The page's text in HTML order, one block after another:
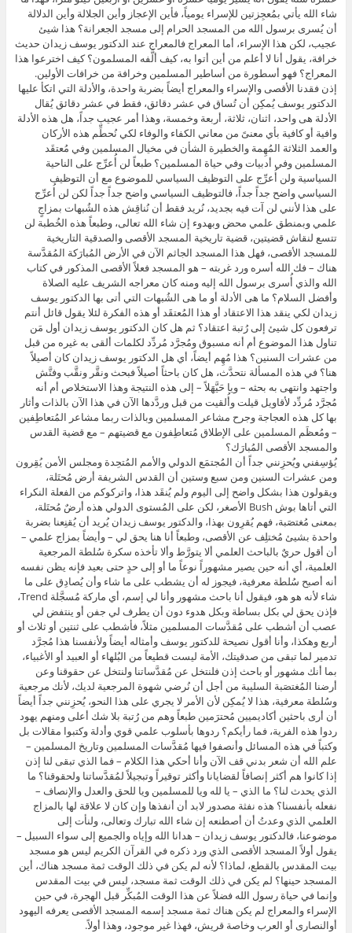
شاء الله يأتي بمُعجِزتين للإسراء يومياً، فأين الإعجاز وأين الجلالة وأين الدلالة
أن يُسرى برسول الله من المسجد الحرام إلى مسجد الجعرانة؟ هذا شيئ
عجيب، لكن هذا الإسراء، أما المعراج فالمعراج عند الدكتور يوسف زيدان حديث
خرافة، يقول أنا لا أعلم من أين أتوا به، كيف ألَّفه المسلمون؟ كيف اخترعوا هذا
المعراج؟ فهو أسطورة من أساطير المسلمين وخرافة من خرافات الأولين.
إذن فقدنا الأقصى والإسراء والمعراج أيضاً بضربة واحدة، والأدلة التي اتكأ عليها
الدكتور يوسف يُمكِن أن تُساق في عشر دقائق، فقط في عشر دقائق يُقال
الأدلة هى واحد، اثنان، ثلاثة، أربعة وخمسة، وهذا أمر عجيب جداً، هل هذه الأدلة
وافية أو كافية بأي معنىً من معاني الكفاء والوفاء لكي نُحطِّم هذه الأركان
والعمد الثلاثة المُهِمة والخطيرة الشأن في مخيال المسلمين وفي مُعتقَد
المسلمين وفي أدبيات وفي حياة المسلمين؟ طبعاً لن أُعرِّج على الناحية
السياسية ولن أُعرِّج على التوظيف السياسي للموضوع مع أن التوظيف
السياسي واضح جداً جداً، فالتوظيف السياسي واضح جداً جداً لكن لن أُعرِّج
على هذا لأنني لن آت فيه بجديد، نُريد فقط أن نُناقِش هذه الشُبهات بمزاجٍ
علمي وبمنطق علمي محض وبهدوء إن شاء الله تعالى، وطبعاً هذه الخُطبة لن
تتسع لنقاش قضيتين، قضية تاريخية المسجد الأقصى والصدقية التاريخية
للمسجد الأقصى، فهل هذا المسجد الجاثم الآن في الأرض المُبارَكة المُقدَّسة
هناك – فك الله أسره ورد غربته – هو المسجد فعلاً الأقصى المذكور في كتاب
الله والذي أُسرى برسول الله إليه ومنه كان معراجه الشريف عليه الصلاة
وأفضل السلام؟ ما هى الأدلة أو ما هى الشُبهات التي أتى بها الدكتور يوسف
زيدان لكي ينقد هذا الاعتقاد أو هذا المُعتقَد أو هذه الفكرة لئلا يقول قائل أنتم
ترفعون كل شيئ إلى رُتبة اعتقاد؟ ثم هل كان الدكتور يوسف زيدان أول مَن
تناول هذا الموضوع أم أنه مسبوق ومُجرَّد مُردِّد لكلمات ألقى به غيره من قبل
من عشرات السنين؟ هذا مُهِم أيضاً، أي هل الدكتور يوسف زيدان كان أصيلاً
هنا؟ في هذه المسألة نتحدَّث، هل كان باحثاً أصيلاً فبحث ونقَّر ونقَّب وفتَّش
واجتهد وانتهى به بحثه – ويا حَيَّهَلاً – إلى هذه النتيجة وهذا الاستخلاص أم أنه
مُجرَّد مُردِّد لأقاويل قيلت وأُلقيت من قبل وردَّدها الآن في هذا الآن بالذات وأثار
بها كل هذه العجاجة وجرح مشاعر المسلمين وبالذات ربما مشاعر المُتعاطِفين
– ومُعظَم المسلمين على الإطلاق مُتعاطِفون مع قضيتهم – مع قضية القدس
والمسجد الأقصى المُبارَك؟
يُؤسِفني ويُحزِنني جداً أن المُجتمَع الدولي والأمم المُتحِدة ومجلس الأمن يُقِرون
ومن عشرات السنين ومن سبع وستين أن القدس الشريفة أرض مُحتَلة،
ويقولون هذا بشكل واضح إلى اليوم ولم يُنقَد هذا، واتركوكم من الفعلة النكراء
التي أتاها بوش Bush الأصغر، لكن على المُستوى الدولي هذه أرضٌ مُحتَلة،
بمعنى مُغتصَبة، فهم يُقرِون بهذا، والدكتور يوسف زيدان يُريد أن يُقنِعنا بضربة
واحدة بشيئ مُختلِف عن الأقصى، وطبعاً أنا هنا يحق لي – وأيضاً بمزاج علمي –
أن أقول حريٌ بالباحث العلمي ألا يتورَّط وألا تأخذه سكرة سُلطة المرجعية
العلمية، أي أنه حين يصير مشهوراً نوعاً ما أو إلى حدٍ حتى بعيد فإنه يظن نفسه
أنه أصبح سُلطة معرفية، فيجوز له أن يشطب على ما شاء وأن يُصادِق على ما
شاء لأنه هو هو، فيقول أنا باحث مشهور وأنا لي إسم، أي ماركة مُسجَّلة Trend،
فإذن يحق لي بكل بساطة وبكل هدوء دون أن يطرف لي جفن أو ينتفض لي
عصب أن أشطب على مُقدَّسات المسلمين مثلاً، فأشطب على ثنتين أو ثلاث أو
أربع وهكذا، وأنا أقول نصيحة للدكتور يوسف وأمثاله أيضاً ولأنفسنا هذا مُجرَّد
تدمير لما تبقى من صدقيتك، الأمة ليست قطيعاً من البُلهاء أو العبيد أو الأغبياء،
بما أنك مشهور أو باحث إذن فلنتخل عن مُقدَّساتنا ولنتخل عن حقوقنا وعن
أرضنا المُغتصَبة السليبة من أجل أن نُرضي شهوة المرجعية لديك، لأنك مرجعية
وسُلطة معرفية، هذا لا يُمكِن لأن الأمر لا يجري على هذا النحو، يُحزِنني جداً أيضاً
أن أرى باحثين أكاديميين مُحترَمين طبعاً وهم من رُتبة بلا شك أعلى ومنهم يهود
ردوا هذه الفرية، فما رأيكم؟ ردوها بأسلوب علمي قوي وأدلة وكتبوا مقالات بل
وكتباً في هذه المسائل وأنصفوا فيها مُقدَّسات المسلمين وتاريخ المسلمين –
علم الله أن شعر بدني قف الآن وأنا أحكي هذا الكلام – فما الذي تبقى لنا إذن
إذا كانوا هم أكثر إنصافاً لقضايانا وأكثر توقيراً وتبجيلاً لمُقدَّساتنا ولحقوقنا؟ ما
الذي يحدث لنا؟ ما الذي – يا لله ويا للمسلمين ويا للحق والعدل والإنصاف –
نفعله بأنفسنا؟ هذه نفثة مصدور لابد أن أنفذها وإن كان لا علاقة لها بالمزاج
العلمي الذي وعدتُ أن أصطنعه إن شاء الله تبارك وتعالى، ولنأت إلى
موضوعنا، فالدكتور يوسف زيدان – هدانا الله وإياه والجميع إلى سواء السبيل –
يقول أولاً المسجد الأقصى الذي ورد ذكره في القرآن الكريم ليس هو مسجد
بيت المقدس بالقطع، لماذا؟ لأنه لم يكن في ذلك الوقت ثمة مسجد هناك، أين
المسجد حينها؟ لم يكن في ذلك الوقت ثمة مسجد، ليس في بيت المقدس
وإنما في حياة رسول الله فضلاً عن هذا الوقت المُبكِّر قبل الهجرة، في حين
الإسراء والمعراج لم يكن هناك ثمة مسجد إسمه المسجد الأقصى يعرفه اليهود
أوالنصارى أو العرب وخاصة قريش، فهذا غير موجود، وهذا أولاً.